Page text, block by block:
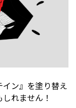
ン』を塗り替え
れません！